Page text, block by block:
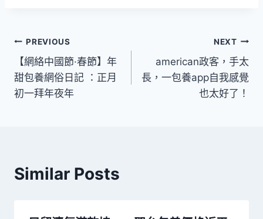
文
章
導
PREVIOUS
【網絡中國節·春節】年
甜包養網俗日記 ：正月
初一拜年夜年
NEXT
american政客，手太
長，一包養app自我感覺
也太好了！
Similar Posts